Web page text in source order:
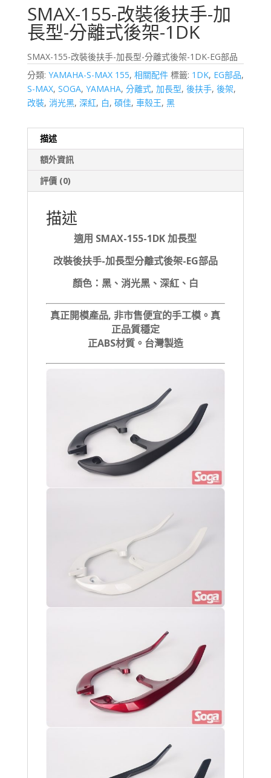
SMAX-155-改裝後扶手-加
長型-分離式後架-1DK
SMAX-155-改裝後扶手-加長型-分離式後架-1DK-EG部品
分類: YAMAHA-S-MAX 155, 相關配件 標籤: 1DK, EG部品,
S-MAX, SOGA, YAMAHA, 分離式, 加長型, 後扶手, 後架,
改裝, 消光黑, 深紅, 白, 碩佳, 車殼王, 黑
描述
額外資訊
評價 (0)
描述
適用 SMAX-155-1DK 加長型
改裝後扶手-加長型分離式後架-EG部品
顏色：黑、消光黑、深紅、白
真正開模產品, 非市售便宜的手工模。真
正品質穩定
正ABS材質。台灣製造